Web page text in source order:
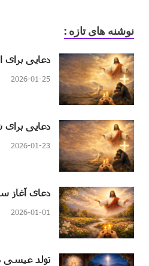
نوشنه های تازه :
دعایی برای
2026-01-25
دعایی برای
2026-01-23
دعای آغاز
2026-01-01
تولد عیسی